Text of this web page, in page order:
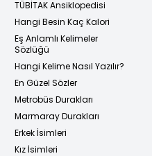
TÜBİTAK Ansiklopedisi
Hangi Besin Kaç Kalori
Eş Anlamlı Kelimeler
Sözlüğü
Hangi Kelime Nasıl Yazılır?
En Güzel Sözler
Metrobüs Durakları
Marmaray Durakları
Erkek İsimleri
Kız İsimleri